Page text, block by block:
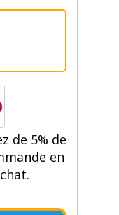
de 5% de
en